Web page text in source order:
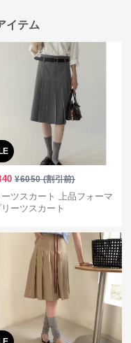
イテム
¥6050(割引前)
ーツスカート 上品フォーマ
ーツスカート